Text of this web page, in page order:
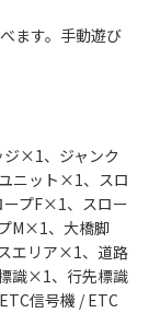
ます。手動遊び
×1、ジャンク
ニット×1、スロ
プF×1、スロー
M×1、大橋脚
エリア×1、道路
識×1、行先標識
信号機 / ETC